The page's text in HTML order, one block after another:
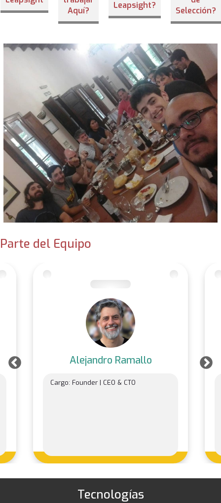
Aquí?
Leapsight?
Selección?
Parte del Equipo
Alejandro Ramallo
Cargo: Founder | CEO & CTO
Tecnologías